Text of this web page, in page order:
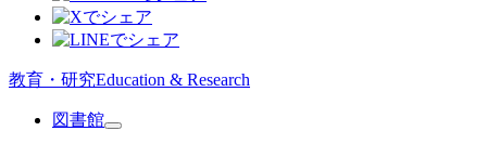
教育・研究Education & Research
図書館